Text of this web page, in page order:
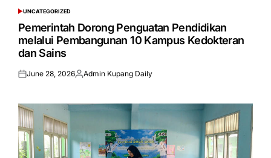
POSTED
IN
UNCATEGORIZED
Pemerintah Dorong Penguatan Pendidikan
melalui Pembangunan 10 Kampus Kedokteran
dan Sains
Posted
June 28, 2026Posted
Admin Kupang Daily